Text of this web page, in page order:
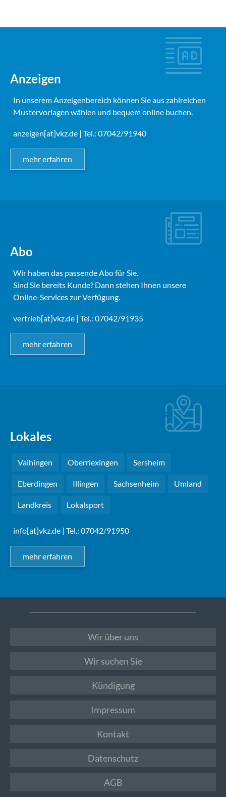
Anzeigen
In unserem Anzeigenbereich können Sie aus zahlreichen
Mustervorlagen wählen und bequem online buchen.
anzeigen[at]vkz.de | Tel.: 07042/91940
mehr erfahren
Abo
Wir haben das passende Abo für Sie.
Sind Sie bereits Kunde? Dann stehen Ihnen unsere
Online-Services zur Verfügung.
vertrieb[at]vkz.de | Tel.: 07042/91935
mehr erfahren
Lokales
Vaihingen Oberriexingen Sersheim
Eberdingen Illingen Sachsenheim Umland
Landkreis Lokalsport
info[at]vkz.de | Tel.: 07042/91950
mehr erfahren
Wir über uns
Wir suchen Sie
Kündigung
Impressum
Kontakt
Datenschutz
AGB